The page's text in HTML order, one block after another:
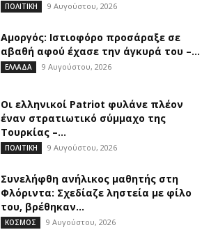
ΠΟΛΙΤΙΚΗ 9 Αυγούστου, 2026
Αμοργός: Ιστιοφόρο προσάραξε σε
αβαθή αφού έχασε την άγκυρά του –...
ΕΛΛΑΔΑ 9 Αυγούστου, 2026
Οι ελληνικοί Patriot φυλάνε πλέον
έναν στρατιωτικό σύμμαχο της
Τουρκίας –...
ΠΟΛΙΤΙΚΗ 9 Αυγούστου, 2026
Συνελήφθη ανήλικος μαθητής στη
Φλόριντα: Σχεδίαζε ληστεία με φίλο
του, βρέθηκαν...
ΚΟΣΜΟΣ 9 Αυγούστου, 2026